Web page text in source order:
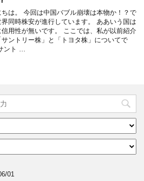
ちは。 今回は中国バブル崩壊は本物か！？で
同時株安が進行しています。 ああいう国は
信用性が無いです。 ここでは、私が以前紹介
サントリー株」と「トヨタ株」についてで
ント …
01